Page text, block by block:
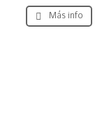
Más info